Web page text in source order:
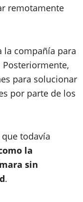
remotamente
la compañía para
para solucionar
por parte de los
todavía
la
sin
.